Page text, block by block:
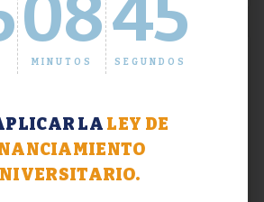
08
MINUTOS
46
SEGUNDOS
LA LEY DE